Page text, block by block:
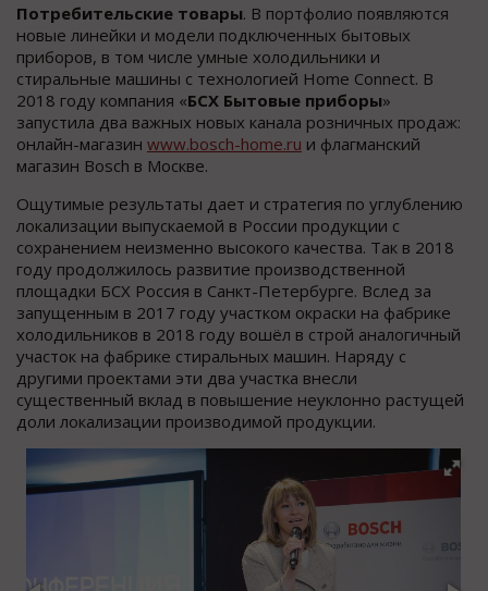
Потребительские товары. В портфолио появляются
новые линейки и модели подключенных бытовых
приборов, в том числе умные холодильники и
стиральные машины с технологией Home Connect. В
2018 году компания «БСХ Бытовые приборы»
запустила два важных новых канала розничных продаж:
онлайн-магазин www.bosch-home.ru и флагманский
магазин Bosch в Москве.
Ощутимые результаты дает и стратегия по углублению
локализации выпускаемой в России продукции с
сохранением неизменно высокого качества. Так в 2018
году продолжилось развитие производственной
площадки БСХ Россия в Санкт-Петербурге. Вслед за
запущенным в 2017 году участком окраски на фабрике
холодильников в 2018 году вошёл в строй аналогичный
участок на фабрике стиральных машин. Наряду с
другими проектами эти два участка внесли
существенный вклад в повышение неуклонно растущей
доли локализации производимой продукции.